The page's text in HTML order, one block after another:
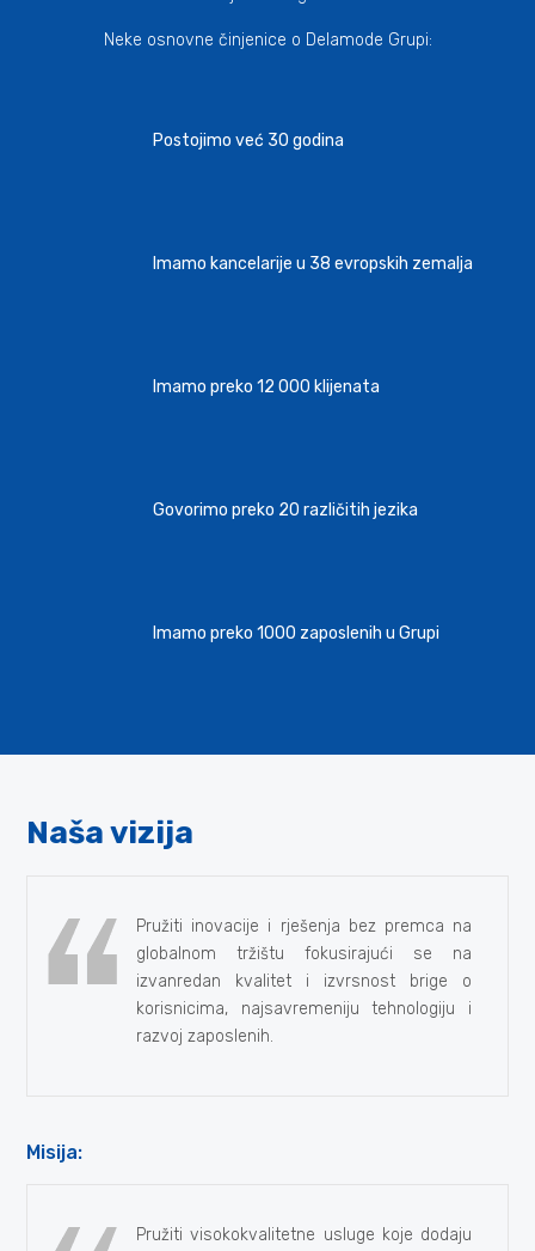
Neke osnovne činjenice o Delamode Grupi:
Postojimo već 30 godina
Imamo kancelarije u 38 evropskih zemalja
Imamo preko 12 000 klijenata
Govorimo preko 20 različitih jezika
Imamo preko 1000 zaposlenih u Grupi
Naša vizija
Pružiti inovacije i rješenja bez premca na
globalnom tržištu fokusirajući se na
izvanredan kvalitet i izvrsnost brige o
korisnicima, najsavremeniju tehnologiju i
razvoj zaposlenih.
Misija:
Pružiti visokokvalitetne usluge koje dodaju